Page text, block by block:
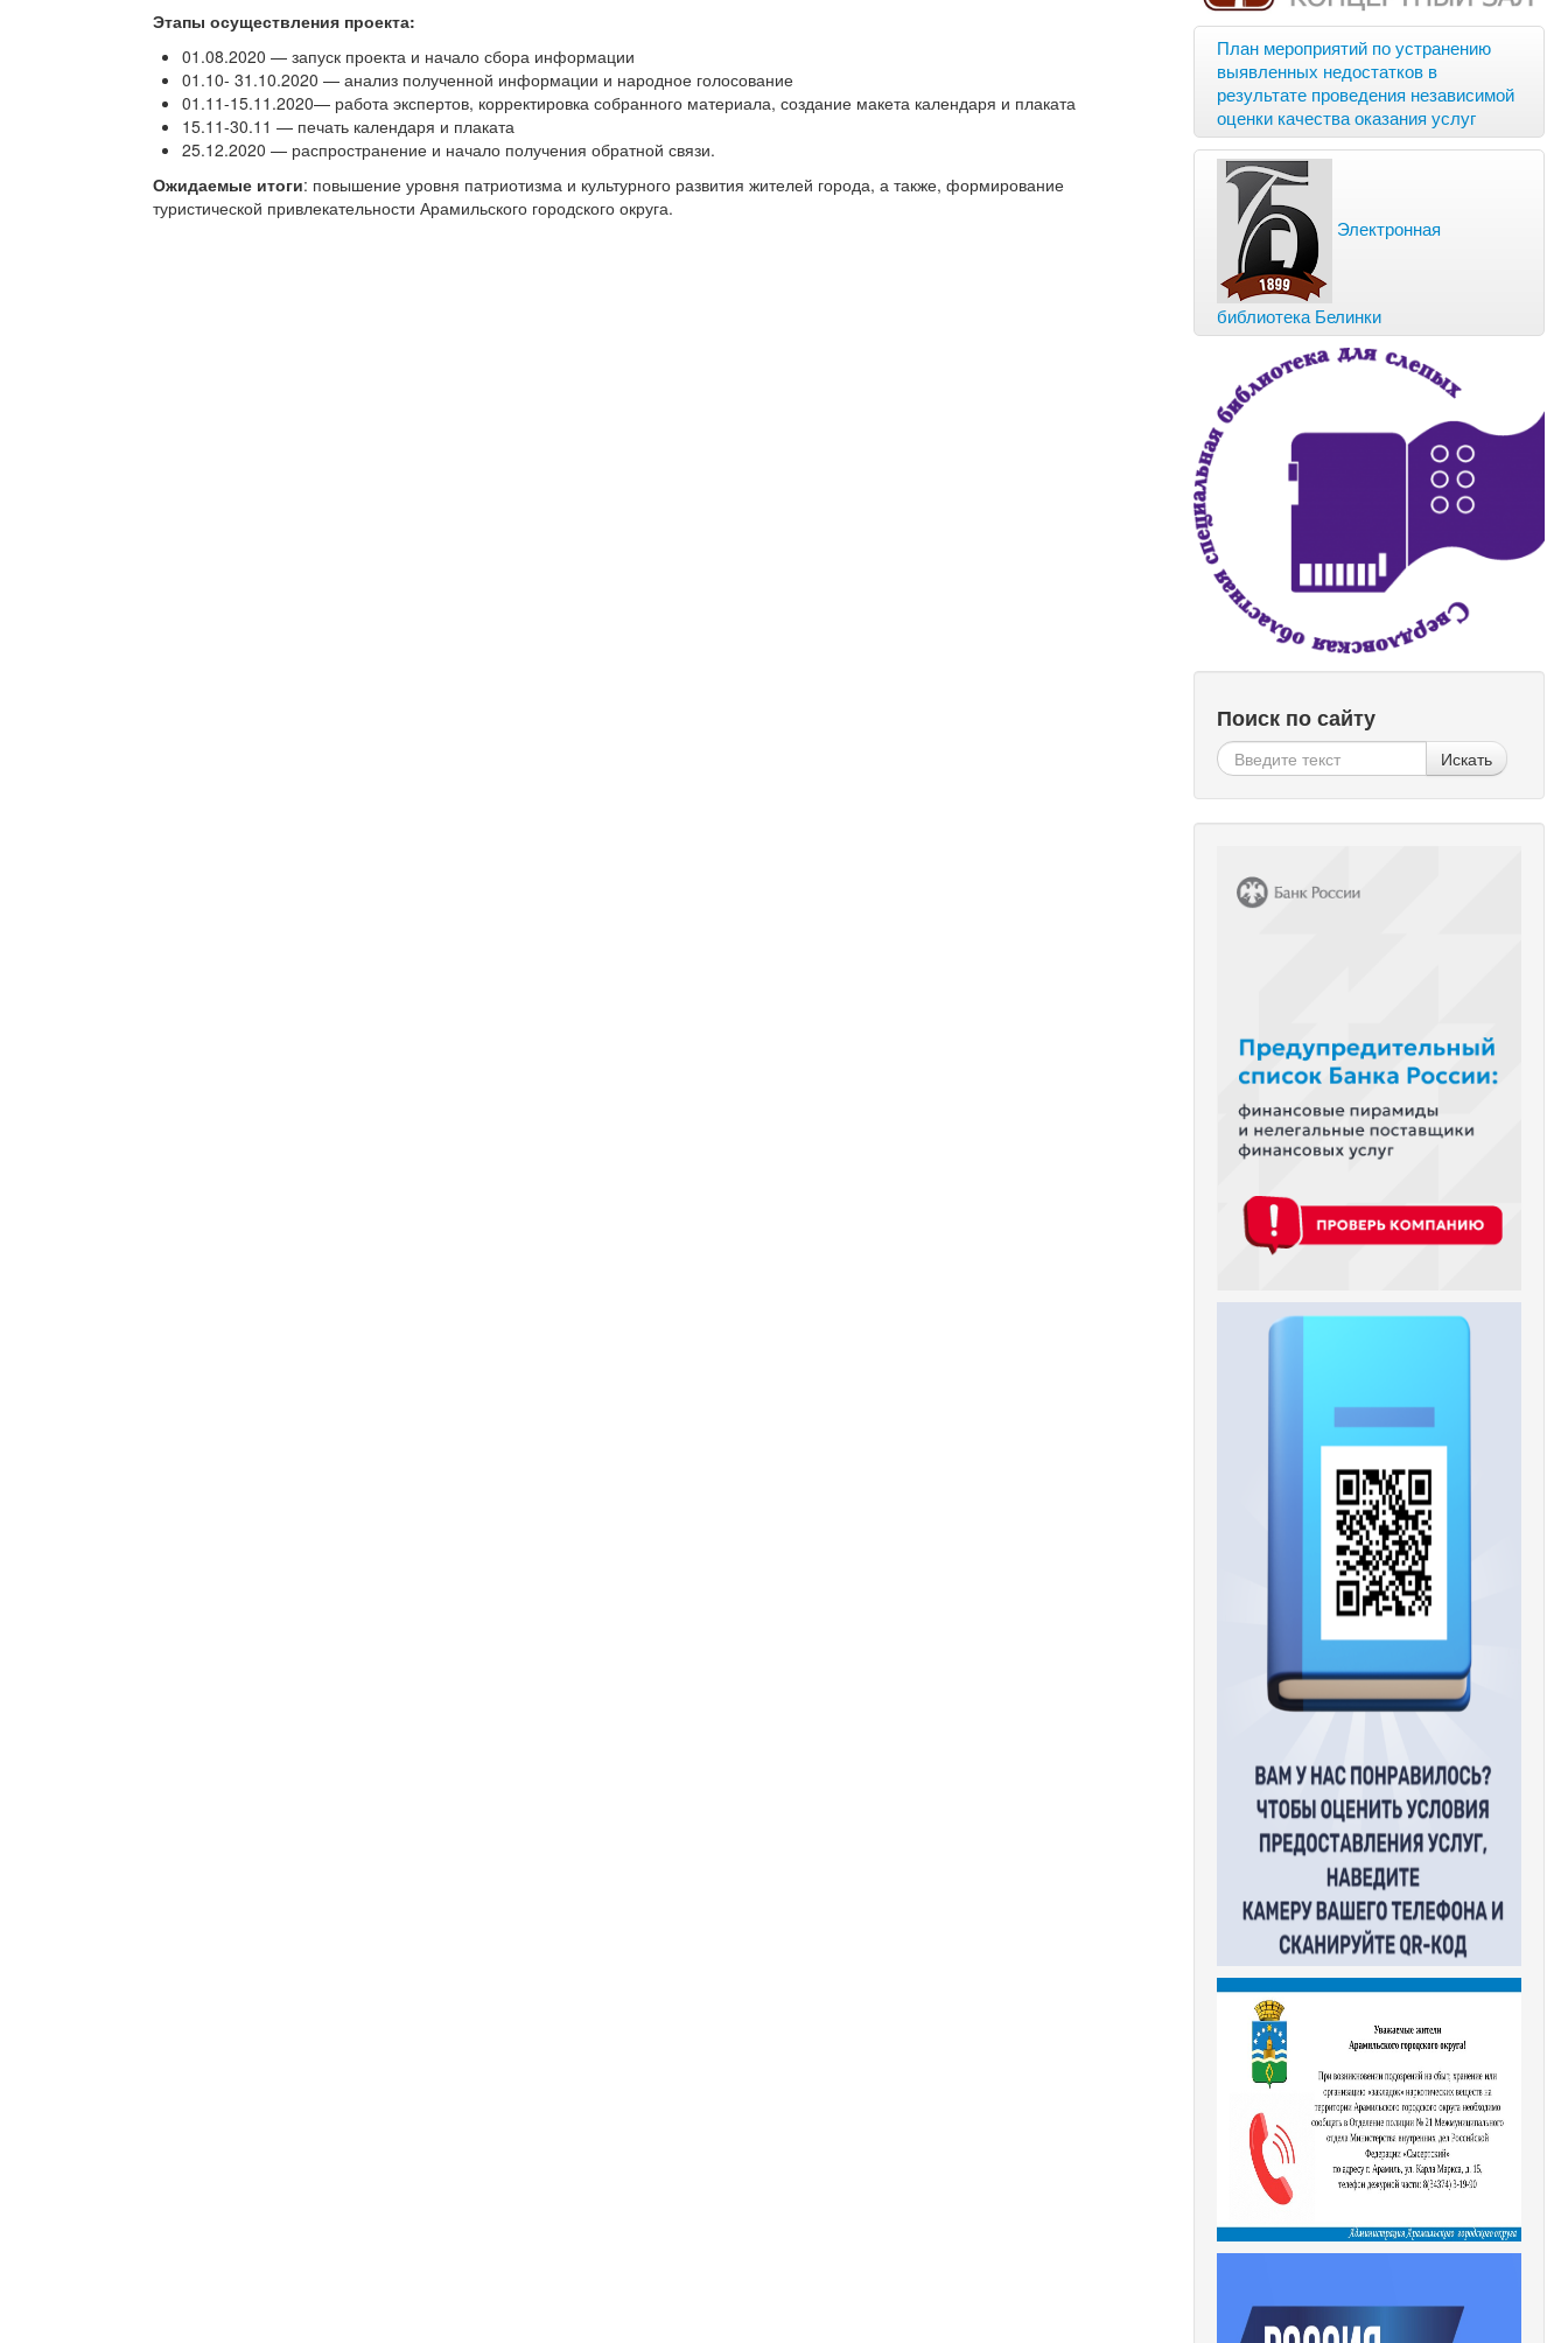
Этапы осуществления проекта:
01.08.2020 — запуск проекта и начало сбора информации
01.10- 31.10.2020 — анализ полученной информации и народное голосование
01.11-15.11.2020— работа экспертов, корректировка собранного материала, создание макета календаря и плаката
15.11-30.11 — печать календаря и плаката
25.12.2020 — распространение и начало получения обратной связи.
Ожидаемые итоги: повышение уровня патриотизма и культурного развития жителей города, а также, формирование
туристической привлекательности Арамильского городского округа.
План мероприятий по устранению
выявленных недостатков в
результате проведения независимой
оценки качества оказания услуг
Электронная
библиотека Белинки
Поиск по сайту
Искать